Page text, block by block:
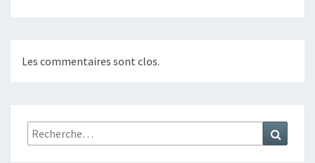
Les commentaires sont clos.
Rechercher :